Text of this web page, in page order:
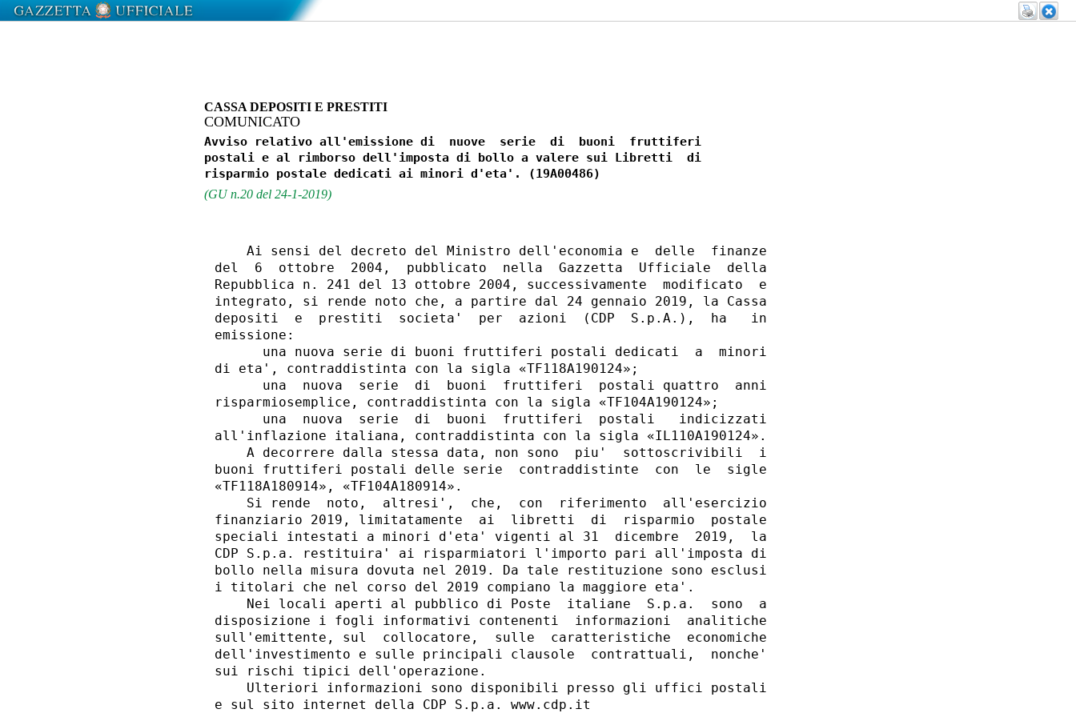
CASSA DEPOSITI E PRESTITI
COMUNICATO
Avviso relativo all'emissione di  nuove  serie  di  buoni  fruttiferi
postali e al rimborso dell'imposta di bollo a valere sui Libretti  di
(GU n.20 del 24-1-2019)
    Ai sensi del decreto del Ministro dell'economia e  delle  finanze
del  6  ottobre  2004,  pubblicato  nella  Gazzetta  Ufficiale  della
Repubblica n. 241 del 13 ottobre 2004, successivamente  modificato  e
integrato, si rende noto che, a partire dal 24 gennaio 2019, la Cassa
depositi  e  prestiti  societa'  per  azioni  (CDP  S.p.A.),  ha   in
emissione:
      una nuova serie di buoni fruttiferi postali dedicati  a  minori
di eta', contraddistinta con la sigla «TF118A190124»;
      una  nuova  serie  di  buoni  fruttiferi  postali quattro  anni
risparmiosemplice, contraddistinta con la sigla «TF104A190124»;
      una  nuova  serie  di  buoni  fruttiferi  postali   indicizzati
all'inflazione italiana, contraddistinta con la sigla «IL110A190124».
    A decorrere dalla stessa data, non sono  piu'  sottoscrivibili  i
buoni fruttiferi postali delle serie  contraddistinte  con  le  sigle
«TF118A180914», «TF104A180914».
    Si rende  noto,  altresi',  che,  con  riferimento  all'esercizio
finanziario 2019, limitatamente  ai  libretti  di  risparmio  postale
speciali intestati a minori d'eta' vigenti al 31  dicembre  2019,  la
CDP S.p.a. restituira' ai risparmiatori l'importo pari all'imposta di
bollo nella misura dovuta nel 2019. Da tale restituzione sono esclusi
i titolari che nel corso del 2019 compiano la maggiore eta'.
    Nei locali aperti al pubblico di Poste  italiane  S.p.a.  sono  a
disposizione i fogli informativi contenenti  informazioni  analitiche
sull'emittente, sul  collocatore,  sulle  caratteristiche  economiche
dell'investimento e sulle principali clausole  contrattuali,  nonche'
sui rischi tipici dell'operazione.
    Ulteriori informazioni sono disponibili presso gli uffici postali